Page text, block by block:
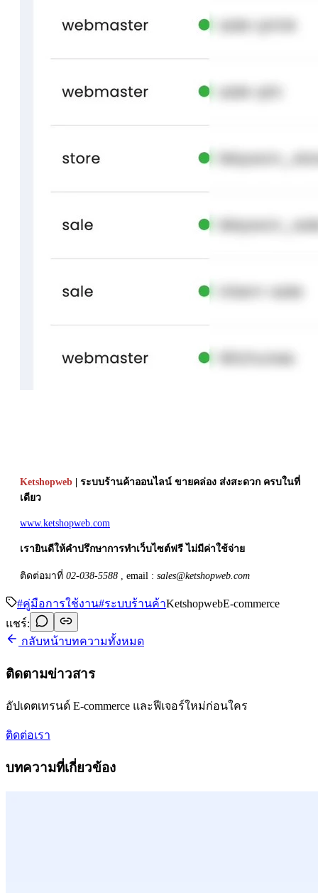
Ketshopweb | ระบบร้านค้าออนไลน์ ขายคล่อง ส่งสะดวก ครบในที่
เดียว
www.ketshopweb.com
เรายินดีให้คำปรึกษาการทำเว็บไซต์ฟรี ไม่มีค่าใช้จ่าย
ติดต่อมาที่ 02-038-5588 , email : sales@ketshopweb.com
#คู่มือการใช้งาน#ระบบร้านค้าKetshopwebE-commerce
แชร์:
กลับหน้าบทความทั้งหมด
ติดตามข่าวสาร
อัปเดตเทรนด์ E-commerce และฟีเจอร์ใหม่ก่อนใคร
ติดต่อเรา
บทความที่เกี่ยวข้อง